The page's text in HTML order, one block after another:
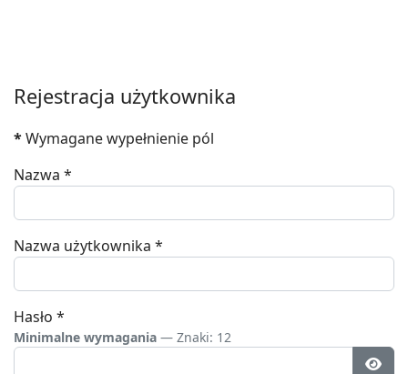
Rejestracja użytkownika
*Wymagane wypełnienie pól
Nazwa *
Nazwa użytkownika *
Hasło *
Minimalne wymagania — Znaki: 12